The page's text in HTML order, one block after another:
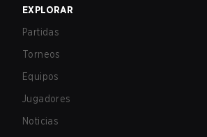
EXPLORAR
Partidas
Torneos
Equipos
Jugadores
Noticias